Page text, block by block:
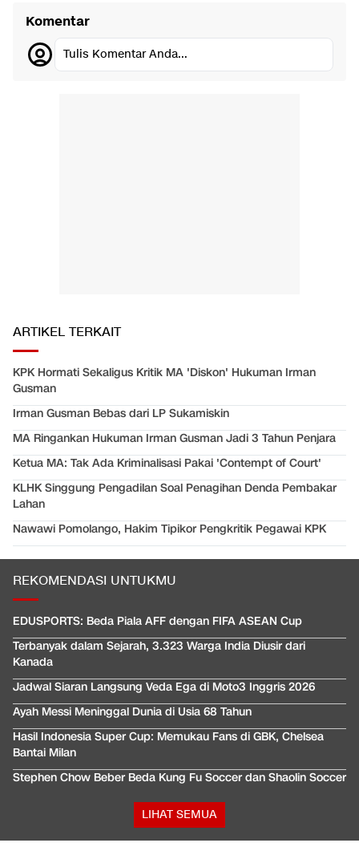
Komentar
Tulis Komentar Anda...
ARTIKEL TERKAIT
KPK Hormati Sekaligus Kritik MA 'Diskon' Hukuman Irman
Gusman
Irman Gusman Bebas dari LP Sukamiskin
MA Ringankan Hukuman Irman Gusman Jadi 3 Tahun Penjara
Ketua MA: Tak Ada Kriminalisasi Pakai 'Contempt of Court'
KLHK Singgung Pengadilan Soal Penagihan Denda Pembakar
Lahan
Nawawi Pomolango, Hakim Tipikor Pengkritik Pegawai KPK
REKOMENDASI UNTUKMU
EDUSPORTS: Beda Piala AFF dengan FIFA ASEAN Cup
Terbanyak dalam Sejarah, 3.323 Warga India Diusir dari
Kanada
Jadwal Siaran Langsung Veda Ega di Moto3 Inggris 2026
Ayah Messi Meninggal Dunia di Usia 68 Tahun
Hasil Indonesia Super Cup: Memukau Fans di GBK, Chelsea
Bantai Milan
Stephen Chow Beber Beda Kung Fu Soccer dan Shaolin Soccer
LIHAT SEMUA